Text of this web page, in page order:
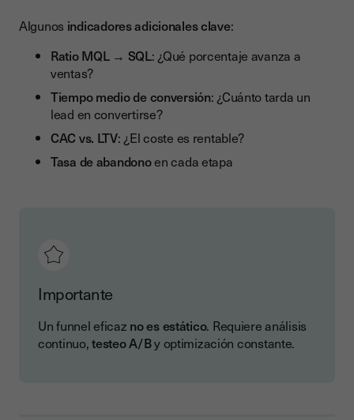
Algunos indicadores adicionales clave:
Ratio MQL → SQL: ¿Qué porcentaje avanza a
ventas?
Tiempo medio de conversión: ¿Cuánto tarda un
lead en convertirse?
CAC vs. LTV: ¿El coste es rentable?
Tasa de abandonoen cada etapa
Importante
Un funnel eficaz no es estático. Requiere análisis
continuo,testeo A/By optimización constante.